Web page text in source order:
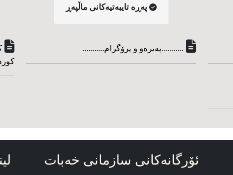
په‌ڕه‌ تایبه‌تیه‌کانی ماڵپه‌ڕ
...........په‌یره‌و و پرۆگرام...........
ئۆرگانه‌کانی سازمانی خه‌بات